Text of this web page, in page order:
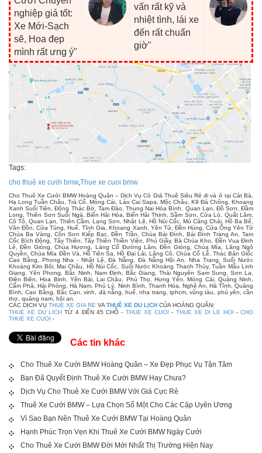
nghiệp giá tốt:
Xe Mới-Sạch
sẽ, Hoa đẹp
mình rất ưng ý"
vấn rất kỹ và
nhiệt tình, lái xe
đến rất chuẩn
giờ"
Tags:
cho thuê xe cưới bmw,Thue xe cuoi bmw
Cho Thuê Xe Cưới BMW Hoàng Quân – Dịch Vụ Có Giá Thuê Siêu Rẻ đi và ở tại Cát Bà,
Hạ Long Tuần Châu, Trà Cổ, Móng Cái, Lào Cai Sapa, Mộc Châu, K9 Đá Chông, Khoang
Xanh Suối Tiên, Động Thác Bờ, Tam Đảo, Thung Nai Hòa Bình, Quan Lạn, Đồ Sơn, Đầm
Long, Thiên Sơn Suối Ngà, Biển Hải Hòa, Biển Hải Thịnh, Sầm Sơn, Cửa Lò, Quất Lâm,
Cô Tô, Quan Lạn, Thiên Cầm, Lạng Sơn, Nhật Lệ, Hồ Núi Cốc, Mù Căng Chải, Hồ Ba Bể,
Vân Đồn, Cửa Tùng, Huế, Tĩnh Gia, Khoang Xanh, Yên Tử, Đền Hùng, Cửa Ông Yên Tử
Chùa Ba Vàng, Côn Sơn Kiếp Bạc, Đền Trần, Chùa Bái Đính, Bái Đính Tràng An, Tam
Cốc Bích Động, Tây Thiên, Tây Thiên Thiền Viện, Phủ Giầy, Bà Chúa Kho, Đền Vua Đinh
Lê, Đền Gióng, Chùa Hương, Làng Cổ Đường Lâm, Đền Gióng, Chùa Mía, Lăng Ngô
Quyền, Chùa Mía Đền Và, Hồ Tiên Sa, Hồ Đại Lải, Lăng Cô, Chùa Cổ Lễ, Thác Bản Giốc
Cao Bằng, Phong Nha - Nhật Lệ, Đà Nẵng, Đà Nẵng Hội An, Nha Trang, Suối Nước
Khoáng Kim Bôi, Mai Châu, Hồ Núi Cốc, Suối Nước Khoáng Thanh Thủy, Tuần Mẫu Linh
Giang, Yên Phong, Bắc Ninh, Nam Định, Bắc Giang, Thái Nguyên Sam Sung, Sơn La,
Điện Biên, Hoa Binh, Yên Bái, Lai Châu, Phú Thọ, Hưng Yên, Móng Cái, Quảng Ninh,
Cẩm Phả, Hải Phòng, Hà Nam, Phủ Lý, Ninh Bình, Thanh Hóa, Nghệ An, Hà Tĩnh, Quảng
Bình, Cao Bằng, Bắc Cạn, vinh, đà nẵng, huế, nha trang, tphcm, vũng tàu, phú yên, cần
thơ, quảng nam, hội an.
CÁC DỊCH VỤ THUE XE GIA RE VA THUÊ XE DU LỊCH CỦA HOÀNG QUÂN:
THUE XE DU LICHTỪ 4 ĐẾN 45 CHỖ - THUE XE CUOI - THUE XE DI LE HOI - CHO
THUE XE CUOI -
Các tin khác
Cho Thuê Xe Cưới BMW Hoàng Quân – Xe Đẹp Phục Vụ Tận Tâm
Bạn Đã Quyết Định Thuê Xe Cưới BMW Hay Chưa?
Dịch Vụ Cho Thuê Xe Cưới BMW Với Giá Cực Rẻ
Thuê Xe Cưới BMW – Lựa Chọn Số Một Cho Các Cặp Uyên Ương
Vì Sao Bạn Nên Thuê Xe Cưới BMW Tại Hoàng Quân
Hạnh Phúc Trọn Vẹn Khi Thuê Xe Cưới BMW Ngày Cưới
Cho Thuê Xe Cưới BMW Đời Mới Nhất Thị Trường Hiện Nay